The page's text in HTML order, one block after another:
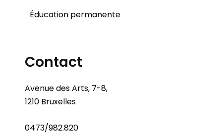
Éducation permanente
Contact
Avenue des Arts, 7-8,
1210 Bruxelles
0473/982.820